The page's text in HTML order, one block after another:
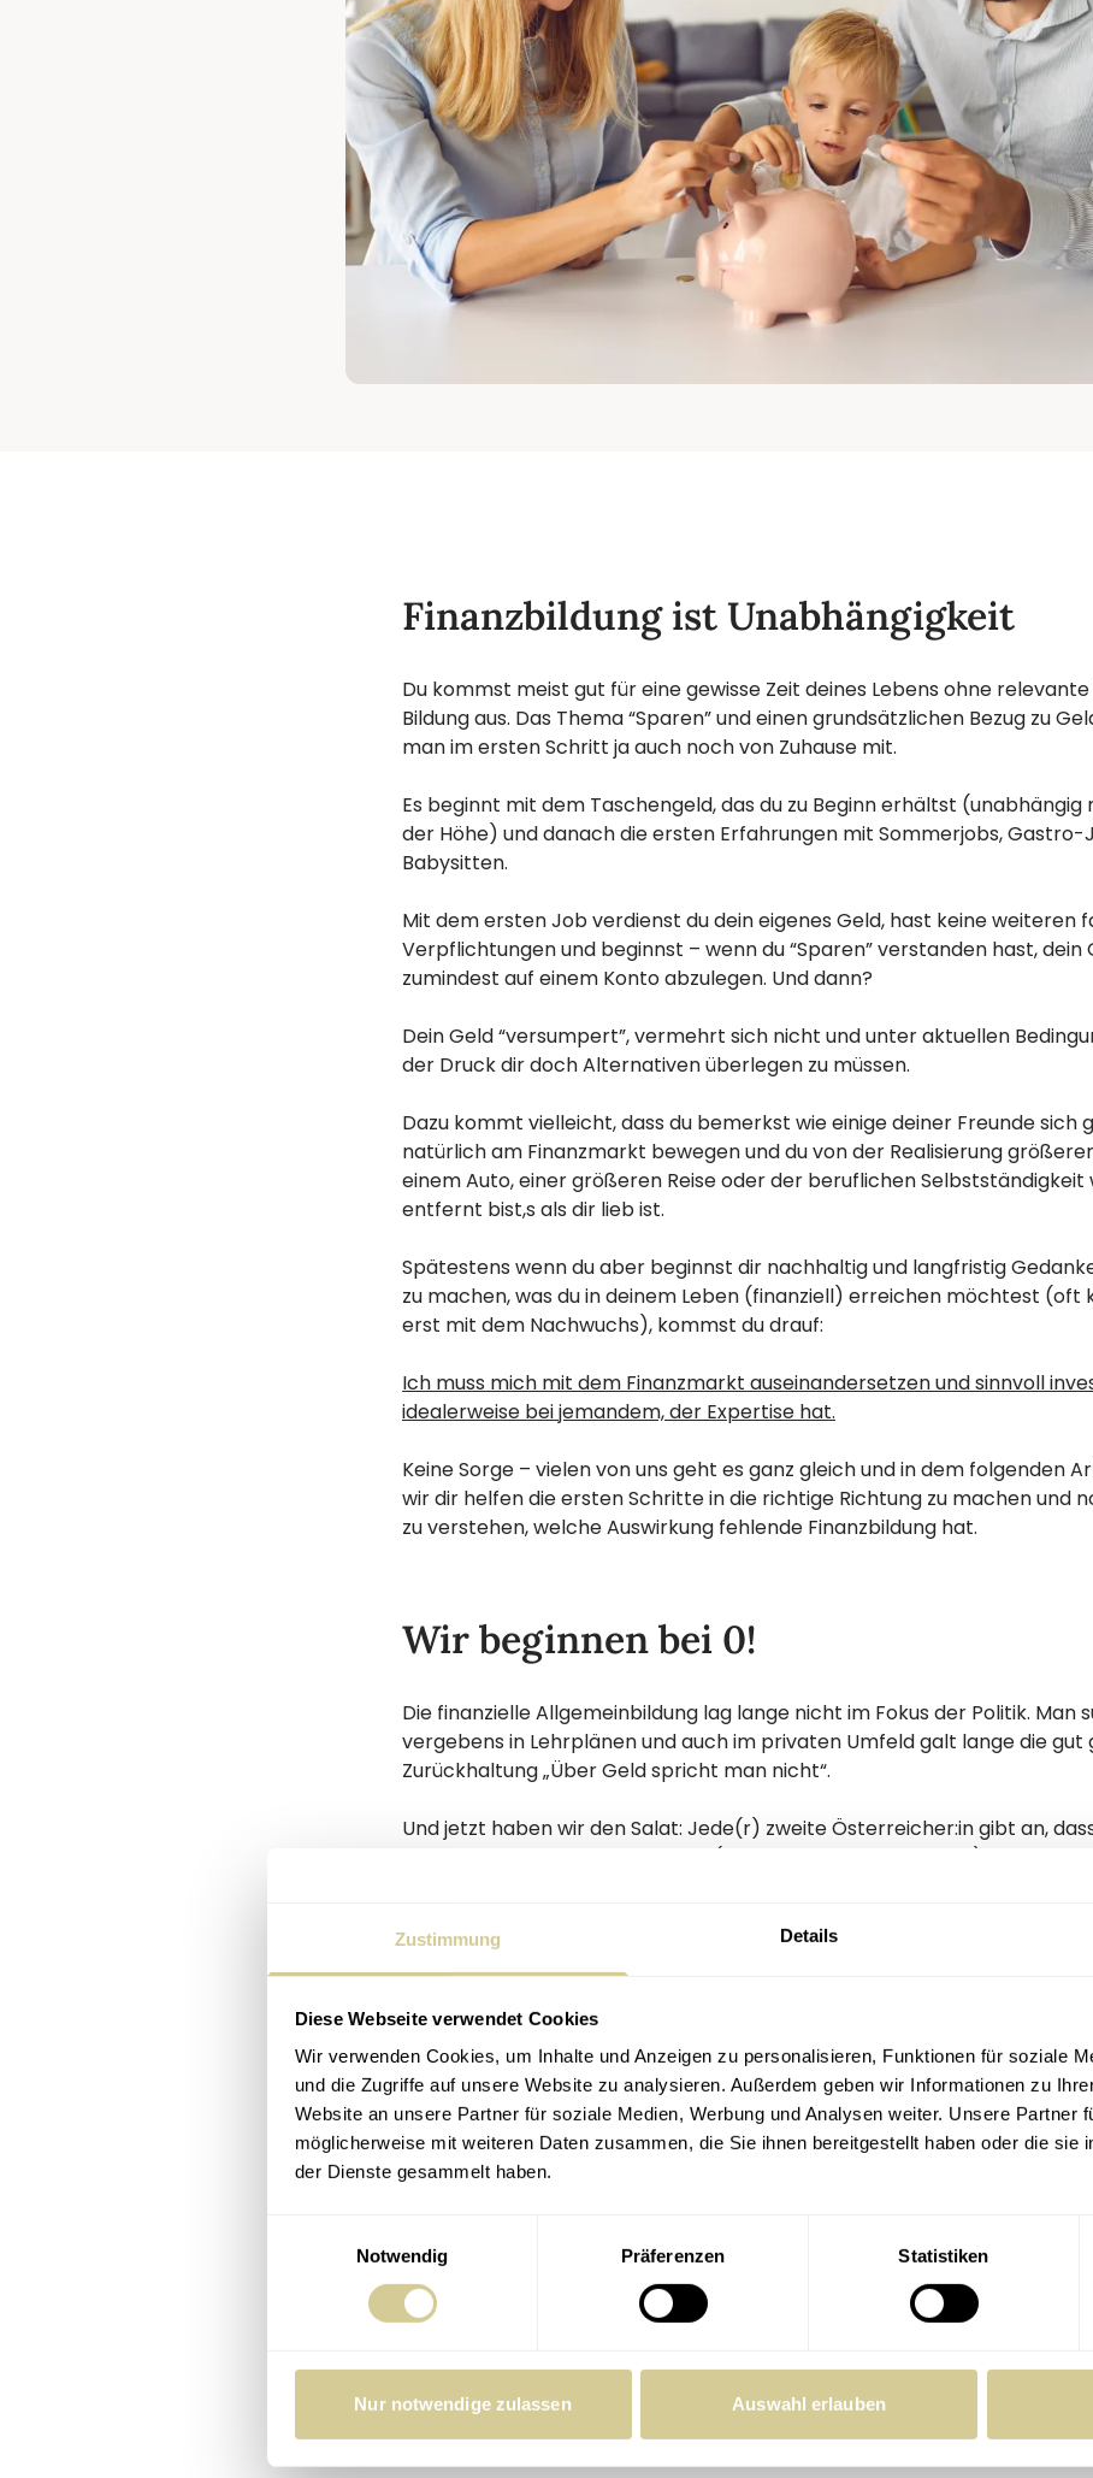
Zustimmung Details
Diese Webseite verwendet Cookies
Wir verwenden Cookies, um Inhalte und Anzeigen zu personalisieren, Funktionen für soziale
und die Zugriffe auf unsere Website zu analysieren. Außerdem geben wir Informationen zu
Website an unsere Partner für soziale Medien, Werbung und Analysen weiter. Unsere Partner
möglicherweise mit weiteren Daten zusammen, die Sie ihnen bereitgestellt haben oder die sie
der Dienste gesammelt haben.
Notwendig
Präferenzen Statistiken
Nur notwendige zulassen Auswahl erlauben
Gewinnfreibetrag investieren 4 Jahre
Finanzbildung ist Unabhängigkeit
Du kommst meist gut für eine gewisse Zeit deines Lebens ohne
Bildung aus. Das Thema “Sparen” und einen grundsätzlichen Bezug zu
man im ersten Schritt ja auch noch von Zuhause mit.
Es beginnt mit dem Taschengeld, das du zu Beginn erhältst (unabhängig
der Höhe) und danach die ersten Erfahrungen mit Sommerjobs, Gastro-
Babysitten.
Mit dem ersten Job verdienst du dein eigenes Geld, hast keine weiteren
Verpflichtungen und beginnst – wenn du “Sparen” verstanden hast, dein
zumindest auf einem Konto abzulegen. Und dann?
Dein Geld “versumpert”, vermehrt sich nicht und unter aktuellen
der Druck dir doch Alternativen überlegen zu müssen.
Dazu kommt vielleicht, dass du bemerkst wie einige deiner Freunde sich
natürlich am Finanzmarkt bewegen und du von der Realisierung
einem Auto, einer größeren Reise oder der beruflichen Selbstständigkeit
entfernt bist,s als dir lieb ist.
Spätestens wenn du aber beginnst dir nachhaltig und langfristig
zu machen, was du in deinem Leben (finanziell) erreichen möchtest (oft
erst mit dem Nachwuchs), kommst du drauf:
Ich muss mich mit dem Finanzmarkt auseinandersetzen und sinnvoll
idealerweise bei jemandem, der Expertise hat.
Keine Sorge – vielen von uns geht es ganz gleich und in dem folgenden
wir dir helfen die ersten Schritte in die richtige Richtung zu machen und
zu verstehen, welche Auswirkung fehlende Finanzbildung hat.
Wir beginnen bei 0!
Die finanzielle Allgemeinbildung lag lange nicht im Fokus der Politik. Man
vergebens in Lehrplänen und auch im privaten Umfeld galt lange die gut
Zurückhaltung „Über Geld spricht man nicht“.
Und jetzt haben wir den Salat: Jede(r) zweite Österreicher:in gibt an,
schlechtes Finanzwissen verfügt (Quelle: Gallup Institut, 2017).
nicht den Begriff „Anleihe“. Hier herrscht enormer Aufholbedarf, denn
mangelnde Finanzwissen hat Folgen. Studien zeigen, dass Personen mit
nicht in der Lage sind effizient zu haushalten
sich signifikant verschulden und
leichter über den Tisch gezogen werden
Gerade in turbulenten Zeiten ist die finanzielle Widerstandsfähigkeit der
finanziell besser abgesichert
stärker in der Lage finanzielle Krisen zu meistern
fühlen sich durch ihre (potenziellen) Schulden nicht eingeschränkt.